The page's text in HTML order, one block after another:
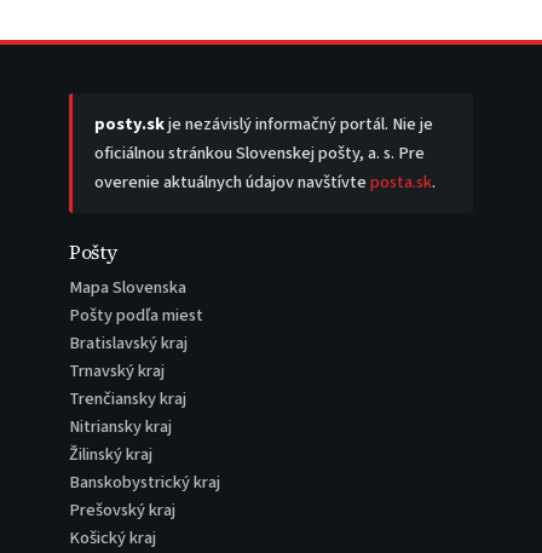
posty.skje nezávislý informačný portál. Nie je
oficiálnou stránkou Slovenskej pošty, a. s. Pre
overenie aktuálnych údajov navštívteposta.sk.
Pošty
Mapa Slovenska
Pošty podľa miest
Bratislavský kraj
Trnavský kraj
Trenčiansky kraj
Nitriansky kraj
Žilinský kraj
Banskobystrický kraj
Prešovský kraj
Košický kraj